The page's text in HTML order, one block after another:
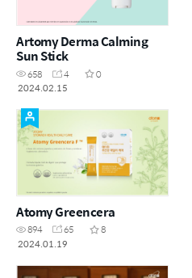
Artomy Derma Calming
Sun Stick
658 4
0
2024.02.15
Atomy Greencera
894 65
8
2024.01.19